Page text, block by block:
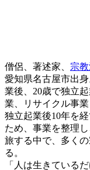
僧侶、著述家、 宗
愛知県名古屋市出
業後、20歳で独立
業、リサイクル事
独立起業後10年を
ため、事業を整理
旅する中で、多く
る。
「人は生きている